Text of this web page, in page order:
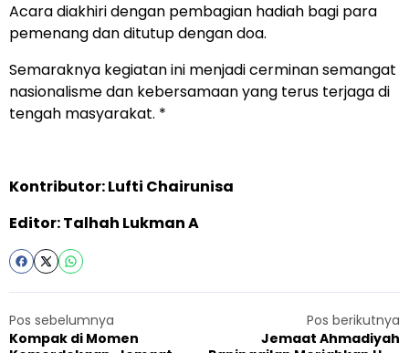
Acara diakhiri dengan pembagian hadiah bagi para
pemenang dan ditutup dengan doa.
Semaraknya kegiatan ini menjadi cerminan semangat
nasionalisme dan kebersamaan yang terus terjaga di
tengah masyarakat. *
Kontributor: Lufti Chairunisa
Editor: Talhah Lukman A
Pos sebelumnya
Kompak di Momen
Pos berikutnya
Jemaat Ahmadiyah